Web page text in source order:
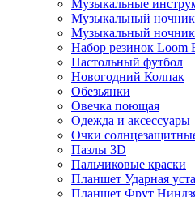
Музыкальные
Музыкальный ночник
Музыкальный
Набор резинок Loom
Настольный футбол
Новогодний Колпак
Обезьянки
Овечка поющая
Одежда и аксессуары
Очки
Пазлы 3D
Пальчиковые краски
Планшет Ударная
Планшет Фрут